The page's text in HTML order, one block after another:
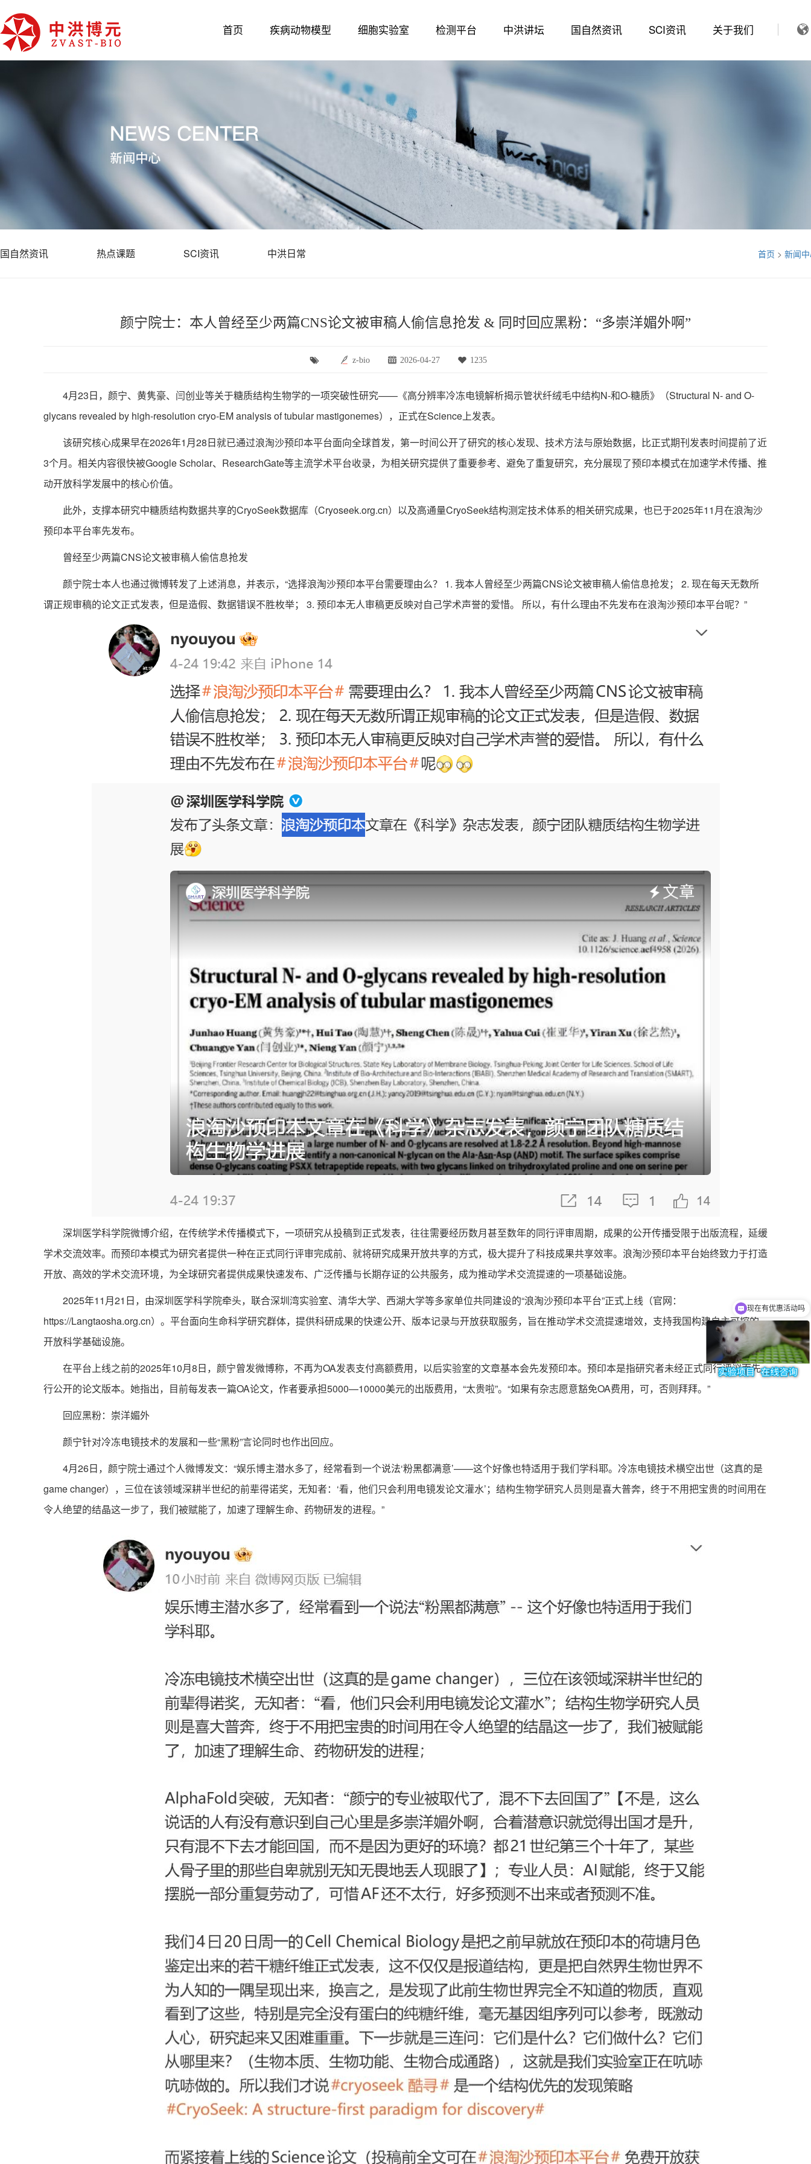
首页 疾病动物模型 细胞实验室 检测平台 中洪讲坛 国自然资讯 SCI资讯 关于我们
国自然资讯 热点课题 SCI资讯 中洪日常 首页 > 新闻
颜宁院士：本人曾经至少两篇CNS论文被审稿人偷信息抢发 & 同时回应黑粉：“多崇洋媚外啊”
z-bio 2026-04-27 1235
4月23日，颜宁、黄隽豪、闫创业等关于糖质结构生物学的一项突破性研究——《高分辨率冷冻电镜解析揭示管状纤绒毛中结构N-和O-糖质》（Structural N- and O-
glycans revealed by high-resolution cryo-EM analysis of tubular mastigonemes），正式在Science上发表。
该研究核心成果早在2026年1月28日就已通过浪淘沙预印本平台面向全球首发，第一时间公开了研究的核心发现、技术方法与原始数据，比正式期刊发表时间提前了近
3个月。相关内容很快被Google Scholar、ResearchGate等主流学术平台收录，为相关研究提供了重要参考、避免了重复研究，充分展现了预印本模式在加速学术传播、推
动开放科学发展中的核心价值。
此外，支撑本研究中糖质结构数据共享的CryoSeek数据库（Cryoseek.org.cn）以及高通量CryoSeek结构测定技术体系的相关研究成果，也已于2025年11月在浪淘沙
预印本平台率先发布。
曾经至少两篇CNS论文被审稿人偷信息抢发
颜宁院士本人也通过微博转发了上述消息，并表示，“选择浪淘沙预印本平台需要理由么？ 1. 我本人曾经至少两篇CNS论文被审稿人偷信息抢发； 2. 现在每天无数所
谓正规审稿的论文正式发表，但是造假、数据错误不胜枚举； 3. 预印本无人审稿更反映对自己学术声誉的爱惜。 所以，有什么理由不先发布在浪淘沙预印本平台呢？”
深圳医学科学院微博介绍，在传统学术传播模式下，一项研究从投稿到正式发表，往往需要经历数月甚至数年的同行评审周期，成果的公开传播受限于出版流程，延缓
学术交流效率。而预印本模式为研究者提供一种在正式同行评审完成前、就将研究成果开放共享的方式，极大提升了科技成果共享效率。浪淘沙预印本平台始终致力于打造
开放、高效的学术交流环境，为全球研究者提供成果快速发布、广泛传播与长期存证的公共服务，成为推动学术交流提速的一项基础设施。
2025年11月21日，由深圳医学科学院牵头，联合深圳湾实验室、清华大学、西湖大学等多家单位共同建设的“浪淘沙预印本平台”正式上线（官网：
https://Langtaosha.org.cn）。平台面向生命科学研究群体，提供科研成果的快速公开、版本记录与开放获取服务，旨在推动学术交流提速增效，支持我国构建自主可控的
开放科学基础设施。
在平台上线之前的2025年10月8日，颜宁曾发微博称，不再为OA发表支付高额费用，以后实验室的文章基本会先发预印本。预印本是指研究者未经正式同行评议而先
行公开的论文版本。她指出，目前每发表一篇OA论文，作者要承担5000—10000美元的出版费用，“太贵啦”。“如果有杂志愿意豁免OA费用，可，否则拜拜。”
回应黑粉：崇洋媚外
颜宁针对冷冻电镜技术的发展和一些“黑粉”言论同时也作出回应。
4月26日，颜宁院士通过个人微博发文：“娱乐博主潜水多了，经常看到一个说法‘粉黑都满意’——这个好像也特适用于我们学科耶。冷冻电镜技术横空出世（这真的是
game changer），三位在该领域深耕半世纪的前辈得诺奖，无知者：‘看，他们只会利用电镜发论文灌水’；结构生物学研究人员则是喜大普奔，终于不用把宝贵的时间用在
令人绝望的结晶这一步了，我们被赋能了，加速了理解生命、药物研发的进程。”
可以介绍下你们的产品么